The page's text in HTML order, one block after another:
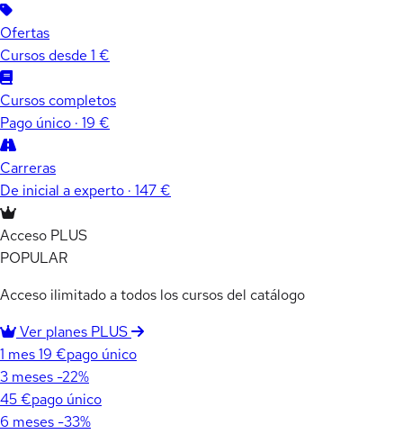
Ofertas
Cursos desde 1 €
Cursos completos
Pago único · 19 €
Carreras
De inicial a experto · 147 €
Acceso PLUS
POPULAR
Acceso ilimitado a todos los cursos del catálogo
Ver planes PLUS
1 mes19 €pago único
3 meses -22%
45 €pago único
6 meses -33%